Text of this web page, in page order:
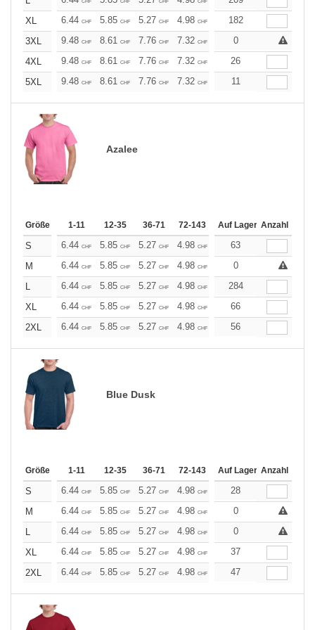
CHF CHF CHF CHF CHF
XL
6.44 CHF 5.85 CHF 5.27 CHF 4.98 CHF 4.68CHF
182
3XL
9.48 CHF 8.61 CHF 7.76 CHF 7.32 CHF 6.89CHF CHF
0
4XL
9.48 CHF 8.61 CHF 7.76 CHF 7.32 CHF 6.89CHF
26
5XL
9.48 CHF 8.61 CHF 7.76 CHF 7.32 CHF 6.8911
Azalee
Größe 1-11 12-35 36-71 72-143 144-287 288 +
Auf Lager Anzahl
S 6.44 CHF 5.85 CHF 5.27 CHF 4.98 CHF 4.68CHF
63
M
6.44 CHF 5.85 CHF 5.27 CHF 4.98 CHF 4.68CHF CHF
0
L
6.44 CHF 5.85 CHF 5.27 CHF 4.98 CHF 4.68CHF
284
XL
6.44 CHF 5.85 CHF 5.27 CHF 4.98 CHF 4.68CHF
66
2XL
6.44 CHF 5.85 CHF 5.27 CHF 4.98 CHF 4.68CHF
56
Blue Dusk
Größe 1-11 12-35 36-71 72-143 144-287 288 +
Auf Lager Anzahl
S 6.44 CHF 5.85 CHF 5.27 CHF 4.98 CHF 4.68CHF
28
M
6.44 CHF 5.85 CHF 5.27 CHF 4.98 CHF 4.68CHF CHF
0
L
6.44 CHF 5.85 CHF 5.27 CHF 4.98 CHF 4.68CHF CHF
0
XL
6.44 CHF 5.85 CHF 5.27 CHF 4.98 CHF 4.68CHF
37
2XL
6.44 CHF 5.85 CHF 5.27 CHF 4.98 CHF 4.68CHF
47